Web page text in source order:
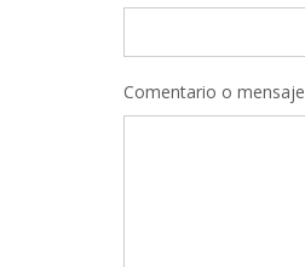
Comentario o mensaje